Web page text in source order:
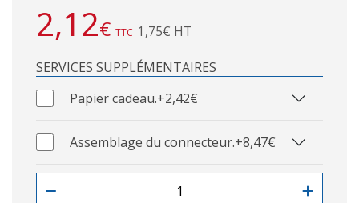
2,12€ TTC 1,75€ HT
SERVICES SUPPLÉMENTAIRES
Papier cadeau.+2,42€
Assemblage du connecteur.+8,47€